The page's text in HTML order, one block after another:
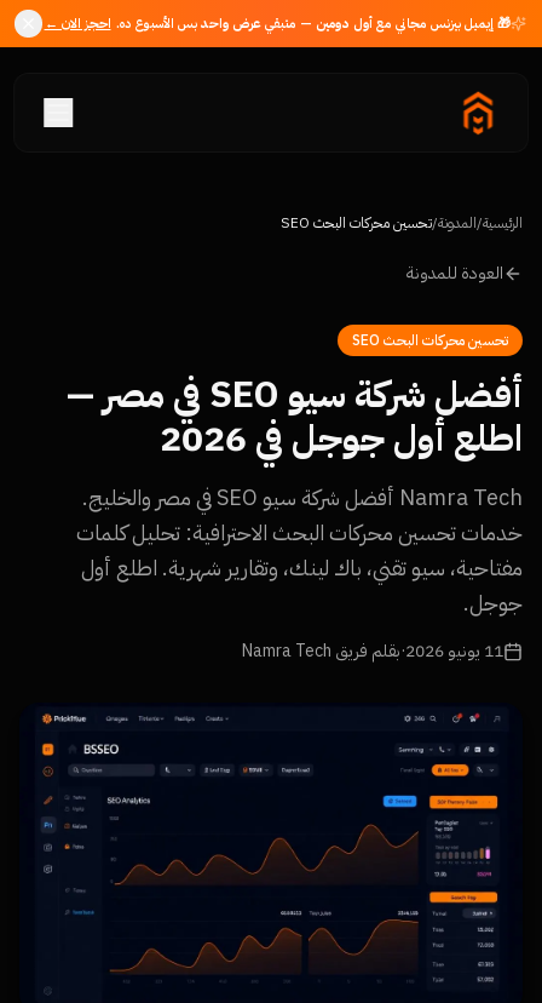
🎁 إيميل بيزنس مجاني معأول دومين — متبقي عرض واحدبس الأسبوع ده. احجز الان ←
الرئيسية/المدونة/تحسين محركات البحث SEO
العودة للمدونة
تحسين محركات البحث SEO
أفضل شركة سيو SEO في مصر —
اطلع أول جوجل في 2026
Namra Tech أفضل شركة سيو SEO في مصر والخليج.
خدمات تحسين محركات البحث الاحترافية: تحليل كلمات
مفتاحية، سيو تقني، باك لينك، وتقارير شهرية. اطلع أول
جوجل.
11 يونيو 2026 ·بقلم فريق Namra Tech